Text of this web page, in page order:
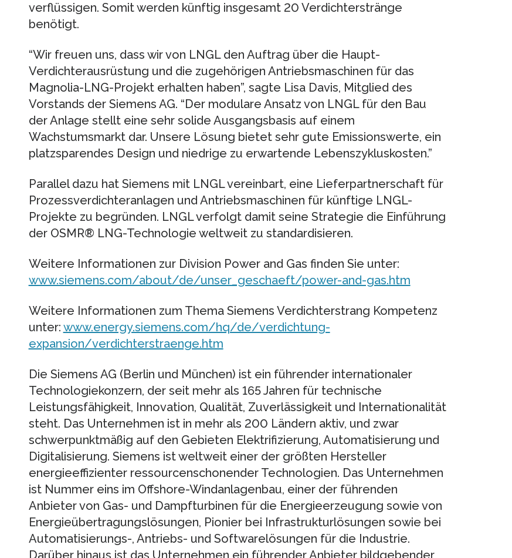
verflüssigen. Somit werden künftig insgesamt 20 Verdichterstränge
benötigt.
“Wir freuen uns, dass wir von LNGL den Auftrag über die Haupt-
Verdichterausrüstung und die zugehörigen Antriebsmaschinen für das
Magnolia-LNG-Projekt erhalten haben”, sagte Lisa Davis, Mitglied des
Vorstands der Siemens AG. “Der modulare Ansatz von LNGL für den Bau
der Anlage stellt eine sehr solide Ausgangsbasis auf einem
Wachstumsmarkt dar. Unsere Lösung bietet sehr gute Emissionswerte, ein
platzsparendes Design und niedrige zu erwartende Lebenszykluskosten.”
Parallel dazu hat Siemens mit LNGL vereinbart, eine Lieferpartnerschaft für
Prozessverdichteranlagen und Antriebsmaschinen für künftige LNGL-
Projekte zu begründen. LNGL verfolgt damit seine Strategie die Einführung
der OSMR® LNG-Technologie weltweit zu standardisieren.
Weitere Informationen zur Division Power and Gas finden Sie unter:
www.siemens.com/about/de/unser_geschaeft/power-and-gas.htm
Weitere Informationen zum Thema Siemens Verdichterstrang Kompetenz
unter: www.energy.siemens.com/hq/de/verdichtung-
expansion/verdichterstraenge.htm
Die Siemens AG (Berlin und München) ist ein führender internationaler
Technologiekonzern, der seit mehr als 165 Jahren für technische
Leistungsfähigkeit, Innovation, Qualität, Zuverlässigkeit und Internationalität
steht. Das Unternehmen ist in mehr als 200 Ländern aktiv, und zwar
schwerpunktmäßig auf den Gebieten Elektrifizierung, Automatisierung und
Digitalisierung. Siemens ist weltweit einer der größten Hersteller
energieeffizienter ressourcenschonender Technologien. Das Unternehmen
ist Nummer eins im Offshore-Windanlagenbau, einer der führenden
Anbieter von Gas- und Dampfturbinen für die Energieerzeugung sowie von
Energieübertragungslösungen, Pionier bei Infrastrukturlösungen sowie bei
Automatisierungs-, Antriebs- und Softwarelösungen für die Industrie.